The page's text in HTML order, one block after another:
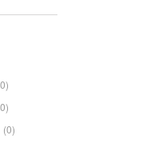
(0)